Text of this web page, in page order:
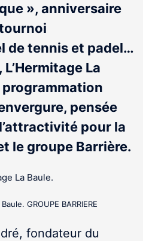
», anniversaire
de tennis et padel…
La
programmation
pensée
pour la
le groupe Barrière.
GROUPE BARRIERE
fondateur du